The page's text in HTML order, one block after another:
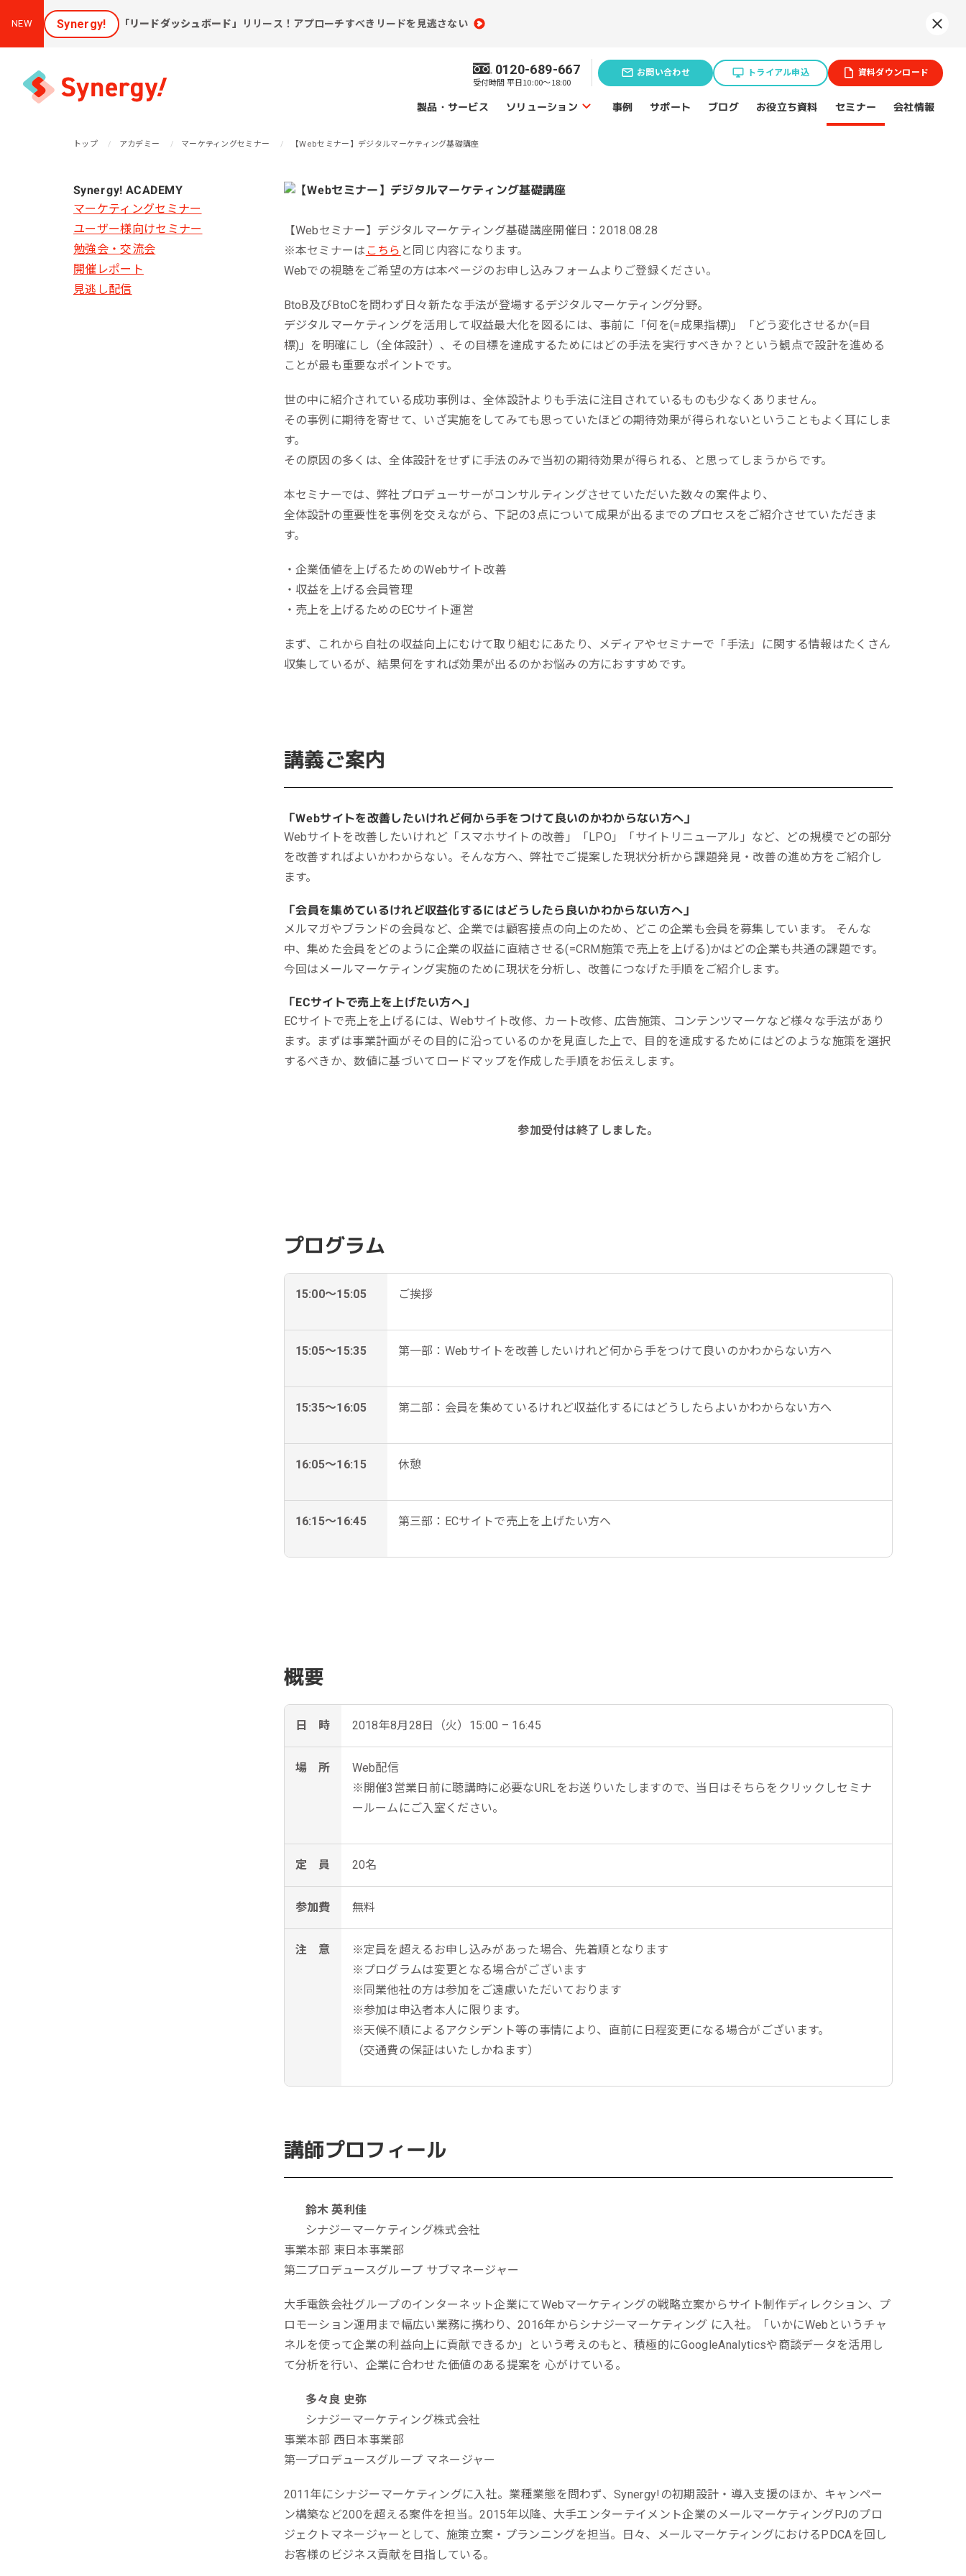
NEW Synergy! 「リードダッシュボード」 リリース！アプローチすべきリードを見逃さない
0120-689-667
受付時間 平日10:00～18:00
お問い合わせ トライアル申込 資料ダウンロード
製品・サービス ソリューション
ソリューショントップ
集客と売上アップに効く
ソリューション
[潜在層顕在化ソリューション]
見込み顧客に買ってほしい
[見込顧客獲得ソリューション]
課題発見のソリューション
購買情報分析
Webアクセス解析
メール効果測定
集客効果分析
レビューデータ分析
業務効率化の
コンテンツ制作
（ライティング）
Webサイト制作
一次産業（農業・漁業）
事例 サポート ブログ お役立ち資料 セミナー 会社情報
トップ アカデミー マーケティングセミナー 【Webセミナー】デジタルマーケティング基礎講座
【Webセミナー】デジタルマーケティング基礎講座開催日：2018.08.28
※本セミナーは こちら と同じ内容になります。
Webでの視聴をご希望の方は本ページのお申し込みフォームよりご登録ください。
BtoB及びBtoCを問わず日々新たな手法が登場するデジタルマーケティング分野。
デジタルマーケティングを活用して収益最大化を図るには、事前に「何を(=成果指標)」「どう変化させるか(=目
標)」を明確にし（全体設計）、その目標を達成するためにはどの手法を実行すべきか？という観点で設計を進める
ことが最も重要なポイントです。
世の中に紹介されている成功事例は、全体設計よりも手法に注目されているものも少なくありません。
その事例に期待を寄せて、いざ実施をしてみても思っていたほどの期待効果が得られないということもよく耳にしま
す。
その原因の多くは、全体設計をせずに手法のみで当初の期待効果が得られる、と思ってしまうからです。
本セミナーでは、弊社プロデューサーがコンサルティングさせていただいた数々の案件より、
全体設計の重要性を事例を交えながら、下記の3点について成果が出るまでのプロセスをご紹介させていただきま
す。
・企業価値を上げるためのWebサイト改善
・収益を上げる会員管理
・売上を上げるためのECサイト運営
まず、これから自社の収益向上にむけて取り組むにあたり、メディアやセミナーで「手法」に関する情報はたくさん
収集しているが、結果何をすれば効果が出るのかお悩みの方におすすめです。
講義ご案内
「Webサイトを改善したいけれど何から手をつけて良いのかわからない方へ」
Webサイトを改善したいけれど「スマホサイトの改善」「LPO」「サイトリニューアル」など、どの規模でどの部分
を改善すればよいかわからない。そんな方へ、弊社でご提案した現状分析から課題発見・改善の進め方をご紹介し
ます。
「会員を集めているけれど収益化するにはどうしたら良いかわからない方へ」
メルマガやブランドの会員など、企業では顧客接点の向上のため、どこの企業も会員を募集しています。 そんな
中、集めた会員をどのように企業の収益に直結させる(=CRM施策で売上を上げる)かはどの企業も共通の課題です。
今回はメールマーケティング実施のために現状を分析し、改善につなげた手順をご紹介します。
「ECサイトで売上を上げたい方へ」
ECサイトで売上を上げるには、Webサイト改修、カート改修、広告施策、コンテンツマーケなど様々な手法があり
ます。まずは事業計画がその目的に沿っているのかを見直した上で、目的を達成するためにはどのような施策を選択
するべきか、数値に基づいてロードマップを作成した手順をお伝えします。
参加受付は終了しました。
プログラム
15:00～15:05 ご挨拶
15:05～15:35 第一部：Webサイトを改善したいけれど何から手をつけて良いのかわからない方へ
15:35～16:05 第二部：会員を集めているけれど収益化するにはどうしたらよいかわからない方へ
16:05～16:15 休憩
16:15～16:45 第三部：ECサイトで売上を上げたい方へ
概要
日 時 2018年8月28日（火）15:00 – 16:45
場 所
Web配信
※開催3営業日前に聴講時に必要なURLをお送りいたしますので、当日はそちらをクリックしセミナ
ールームにご入室ください。
定 員 20名
参加費 無料
注 意
※定員を超えるお申し込みがあった場合、先着順となります
※プログラムは変更となる場合がございます
※同業他社の方は参加をご遠慮いただいております
※参加は申込者本人に限ります。
※天候不順によるアクシデント等の事情により、直前に日程変更になる場合がございます。
（交通費の保証はいたしかねます）
講師プロフィール
鈴木 英利佳
シナジーマーケティング株式会社
事業本部 東日本事業部
第二プロデュースグループ サブマネージャー
大手電鉄会社グループのインターネット企業にてWebマーケティングの戦略立案からサイト制作ディレクション、プ
ロモーション運用まで幅広い業務に携わり、2016年からシナジーマーケティング に入社。「いかにWebというチャ
ネルを使って企業の利益向上に貢献できるか」という考えのもと、積極的にGoogleAnalyticsや商談データを活用し
て分析を行い、企業に合わせた価値のある提案を 心がけている。
多々良 史弥
シナジーマーケティング株式会社
事業本部 西日本事業部
第一プロデュースグループ マネージャー
2011年にシナジーマーケティングに入社。業種業態を問わず、Synergy!の初期設計・導入支援のほか、キャンペー
ン構築など200を超える案件を担当。2015年以降、大手エンターテイメント企業のメールマーケティングPJのプロ
ジェクトマネージャーとして、施策立案・プランニングを担当。日々、メールマーケティングにおけるPDCAを回し
お客様のビジネス貢献を目指している。
Synergy! ACADEMY
マーケティングセミナー
ユーザー様向けセミナー
勉強会・交流会
開催レポート
見逃し配信